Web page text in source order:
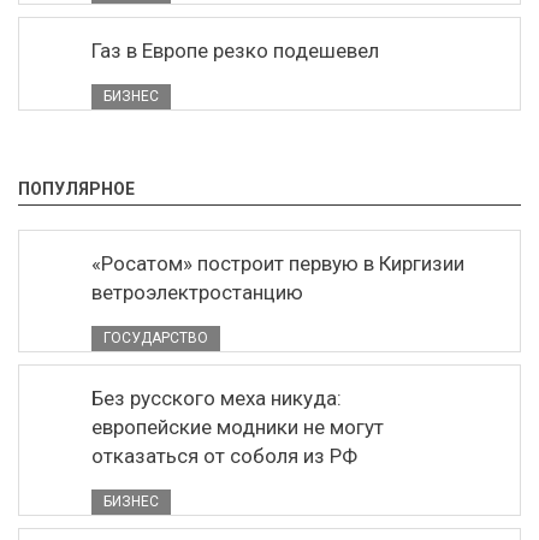
Газ в Европе резко подешевел
БИЗНЕС
ПОПУЛЯРНОЕ
«Росатом» построит первую в Киргизии
ветроэлектростанцию
ГОСУДАРСТВО
Без русского меха никуда:
европейские модники не могут
отказаться от соболя из РФ
БИЗНЕС